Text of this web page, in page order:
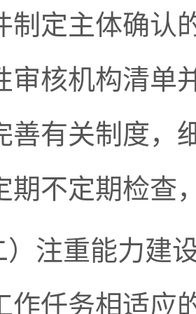
制定主体确认
审核机构清单
善有关制度，
期不定期检查
）注重能力建
作任务相适应